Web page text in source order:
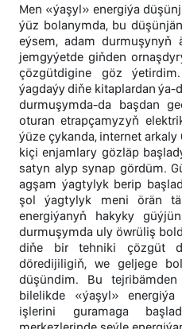
Men «ýaşyl» energiýa
ýüz bolanymda, bu
eýsem, adam durmuşynyň
jemgyýetde giňden
çözgütdigine göz
ýagdaýy diňe kitaplardan ýa-
durmuşymda-da başdan
oturan etrapçamyzyň
ýüze çykanda, internet
kiçi enjamlary gözläp
satyn alyp synap gördüm.
agşam ýagtylyk berip
şol ýagtylyk meni örän
energiýanyň hakyky
durmuşymda uly öwrüliş
diňe bir tehniki çözgüt
döredijiligiň, we geljege
düşündim. Bu
bilelikde «ýaşyl»
işlerini guramaga